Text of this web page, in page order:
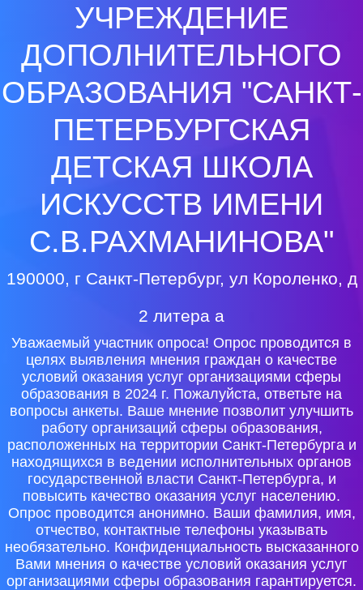
УЧРЕЖДЕНИЕ
ДОПОЛНИТЕЛЬНОГО
ОБРАЗОВАНИЯ "САНКТ-
ПЕТЕРБУРГСКАЯ
ДЕТСКАЯ ШКОЛА
ИСКУССТВ ИМЕНИ
С.В.РАХМАНИНОВА"
190000, г Санкт-Петербург, ул Короленко, д
2 литера а
Уважаемый участник опроса! Опрос проводится в
целях выявления мнения граждан о качестве
условий оказания услуг организациями сферы
образования в 2024 г. Пожалуйста, ответьте на
вопросы анкеты. Ваше мнение позволит улучшить
работу организаций сферы образования,
расположенных на территории Санкт-Петербурга и
находящихся в ведении исполнительных органов
государственной власти Санкт-Петербурга, и
повысить качество оказания услуг населению.
Опрос проводится анонимно. Ваши фамилия, имя,
отчество, контактные телефоны указывать
необязательно. Конфиденциальность высказанного
Вами мнения о качестве условий оказания услуг
организациями сферы образования гарантируется.